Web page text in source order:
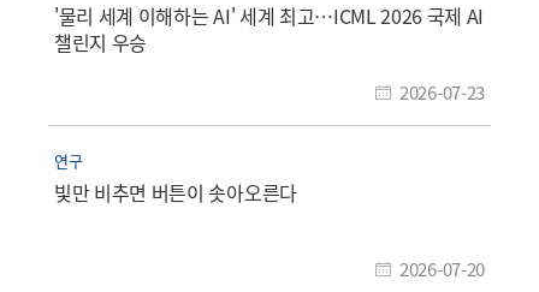
'물리 세계 이해하는 AI' 세계 최고…ICML 2026 국제 AI
챌린지 우승
2026-07-23
연구
빛만 비추면 버튼이 솟아오른다
2026-07-20